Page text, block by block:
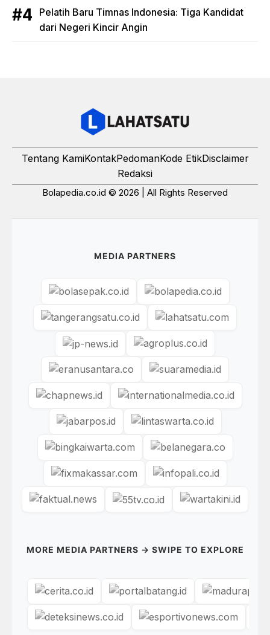
Pelatih Baru Timnas Indonesia: Tiga Kandidat
dari Negeri Kincir Angin
Tentang KamiKontakPedomanKode EtikDisclaimer
Redaksi
Bolapedia.co.id © 2026 | All Rights Reserved
MEDIA PARTNERS
MORE MEDIA PARTNERS → SWIPE TO EXPLORE